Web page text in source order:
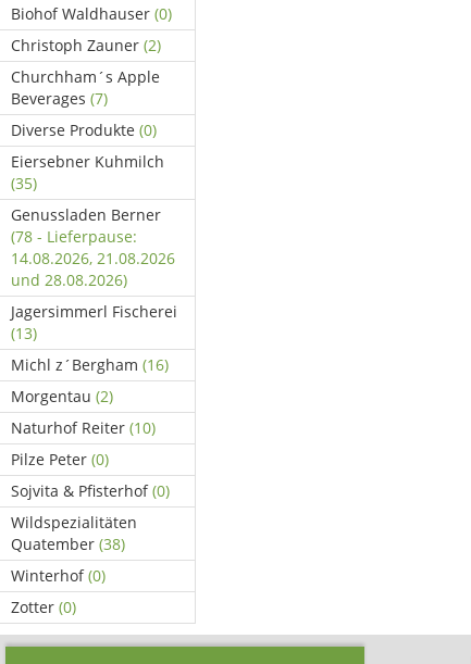
Biohof Waldhauser (0)
Christoph Zauner (2)
Churchham´s Apple
Beverages (7)
Diverse Produkte (0)
Eiersebner Kuhmilch
(35)
Genussladen Berner
(78 - Lieferpause:
14.08.2026, 21.08.2026
und 28.08.2026)
Jagersimmerl Fischerei
(13)
Michl z´Bergham (16)
Morgentau (2)
Naturhof Reiter (10)
Pilze Peter (0)
Sojvita & Pfisterhof(0)
Wildspezialitäten
Quatember (38)
Winterhof(0)
Zotter (0)